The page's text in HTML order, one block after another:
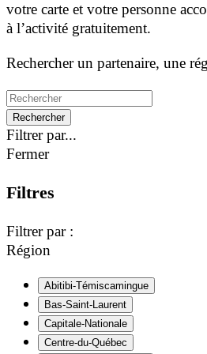
votre carte et votre personne
à l’activité gratuitement.
Rechercher un partenaire, une
Rechercher
Filtrer par...
Fermer
Filtres
Filtrer par :
Région
Abitibi-Témiscamingue
Bas-Saint-Laurent
Capitale-Nationale
Centre-du-Québec